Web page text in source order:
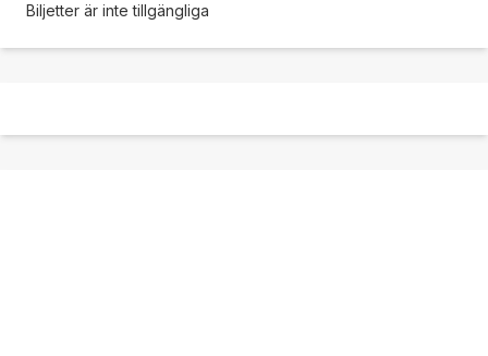
Biljetter är inte tillgängliga